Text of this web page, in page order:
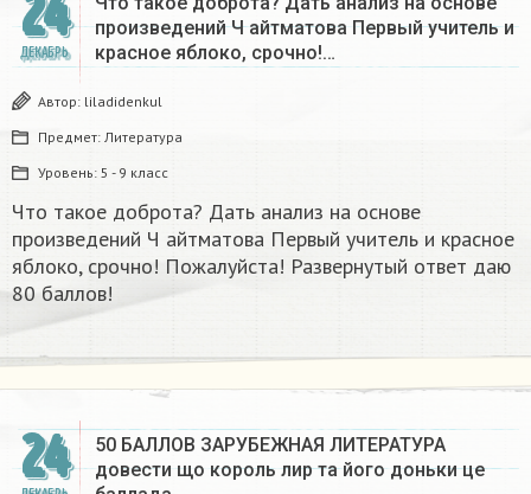
24
ДЕКАБРЬ
произведений Ч айтматова Первый учитель и
красное яблоко, срочно!…
Автор: liladidenkul
Предмет: Литература
Уровень: 5 - 9 класс
Что такое доброта? Дать анализ на основе
произведений Ч айтматова Первый учитель и красное
яблоко, срочно! Пожалуйста! Развернутый ответ даю
80 баллов!
24
50 БАЛЛОВ ЗАРУБЕЖНАЯ ЛИТЕРАТУРА
довести що король лир та його доньки це